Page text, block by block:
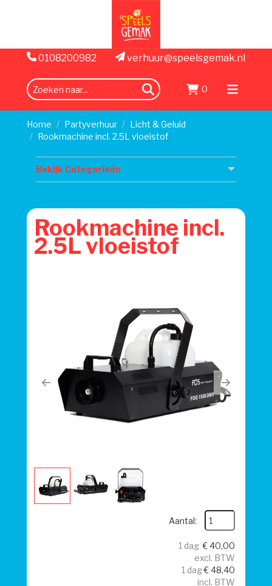
0108200982 verhuur@speelsgemak.nl
zoeken 0
Menu
Home
Partyverhuur
Licht & Geluid
Rookmachine incl. 2.5L vloeistof
Bekijk Categorieën
Rookmachine incl.
2.5L vloeistof
Previous Next
Aantal:
1 dag € 40,00
excl. BTW
1 dag€ 48,40
incl. BTW